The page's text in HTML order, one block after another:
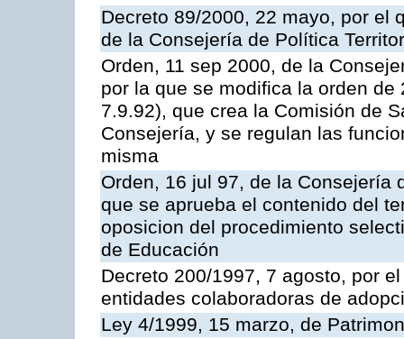
Decreto 89/2000, 22 mayo, por el
de la Consejería de Política
Orden, 11 sep 2000, de la
por la que se modifica la orden
7.9.92), que crea la Comisión de
Consejería, y se regulan las
misma
Orden, 16 jul 97, de la Consejería
que se aprueba el contenido del
oposicion del procedimiento
de Educación
Decreto 200/1997, 7 agosto, por
entidades colaboradoras de
Ley 4/1999, 15 marzo, de